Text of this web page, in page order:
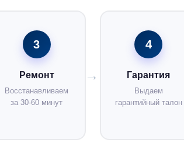
3
Ремонт
Восстанавливаем
за 30-60 минут
4
Гарантия
Выдаем
гарантийный талон